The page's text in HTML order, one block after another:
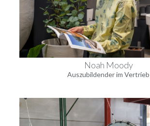
Noah Moody
Auszubildender im Vertrieb